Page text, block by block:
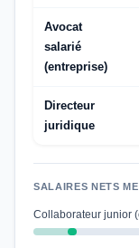
Avocat
salarié
(entreprise)
Directeur
juridique
SALAIRES NETS
Collaborateur junior